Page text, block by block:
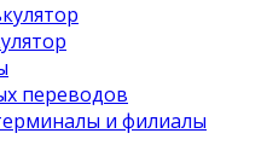
переводов
и филиалы